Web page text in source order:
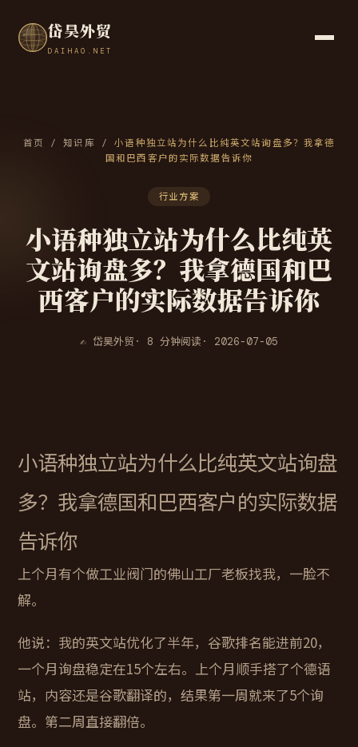
岱昊外贸
DAIHAO.NET
首页 /知识库 /小语种独立站为什么比纯英文站询盘多？我拿德
国和巴西客户的实际数据告诉你
行业方案
小语种独立站为什么比纯英
文站询盘多？我拿德国和巴
西客户的实际数据告诉你
✍ 岱昊外贸 · 8 分钟阅读 · 2026-07-05
小语种独立站为什么比纯英文站询盘
多？我拿德国和巴西客户的实际数据
告诉你
上个月有个做工业阀门的佛山工厂老板找我，一脸不
解。
他说：我的英文站优化了半年，谷歌排名能进前20，
一个月询盘稳定在15个左右。上个月顺手搭了个德语
站，内容还是谷歌翻译的，结果第一周就来了5个询
盘。第二周直接翻倍。